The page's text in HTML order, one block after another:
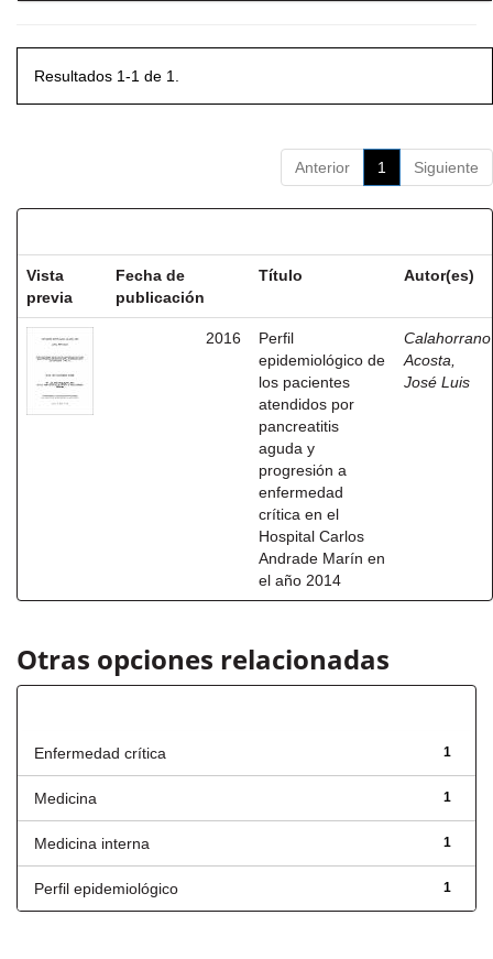
Resultados 1-1 de 1.
Anterior 1 Siguiente
Vista
previa
Fecha de
publicación
Título Autor(es)
2016
Perfil
epidemiológico de
los pacientes
atendidos por
pancreatitis
aguda y
progresión a
enfermedad
crítica en el
Hospital Carlos
Andrade Marín en
el año 2014
Calahorrano
Acosta,
José Luis
Otras opciones relacionadas
1
Enfermedad crítica
1
Medicina
1
Medicina interna
1
Perfil epidemiológico